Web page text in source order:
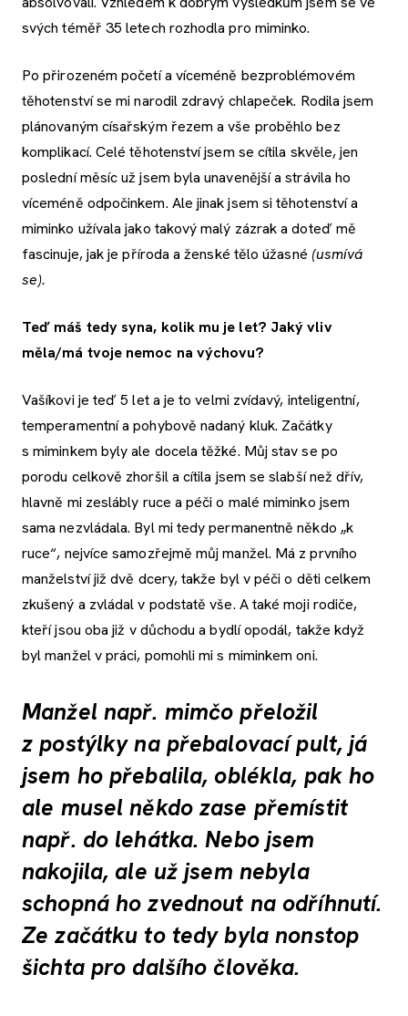
svých téměř 35 letech rozhodla pro miminko.
Po přirozeném početí a víceméně bezproblémovém
těhotenství se mi narodil zdravý chlapeček. Rodila jsem
plánovaným císařským řezem a vše proběhlo bez
komplikací. Celé těhotenství jsem se cítila skvěle, jen
poslední měsíc už jsem byla unavenější a strávila ho
víceméně odpočinkem. Ale jinak jsem si těhotenství a
miminko užívala jako takový malý zázrak a doteď mě
fascinuje, jak je příroda a ženské tělo úžasné (usmívá
se).
Teď máš tedy syna, kolik mu je let? Jaký vliv
měla/má tvoje nemoc na výchovu?
Vašíkovi je teď 5 let a je to velmi zvídavý, inteligentní,
temperamentní a pohybově nadaný kluk. Začátky
s miminkem byly ale docela těžké. Můj stav se po
porodu celkově zhoršil a cítila jsem se slabší než dřív,
hlavně mi zeslábly ruce a péči o malé miminko jsem
sama nezvládala. Byl mi tedy permanentně někdo „k
ruce“, nejvíce samozřejmě můj manžel. Má z prvního
manželství již dvě dcery, takže byl v péči o děti celkem
zkušený a zvládal v podstatě vše. A také moji rodiče,
kteří jsou oba již v důchodu a bydlí opodál, takže když
byl manžel v práci, pomohli mi s miminkem oni.
Manžel např. mimčo přeložil
z postýlky na přebalovací pult, já
jsem ho přebalila, oblékla, pak ho
ale musel někdo zase přemístit
např. do lehátka. Nebo jsem
nakojila, ale už jsem nebyla
schopná ho zvednout na odříhnutí.
Ze začátku to tedy byla nonstop
šichta pro dalšího člověka.